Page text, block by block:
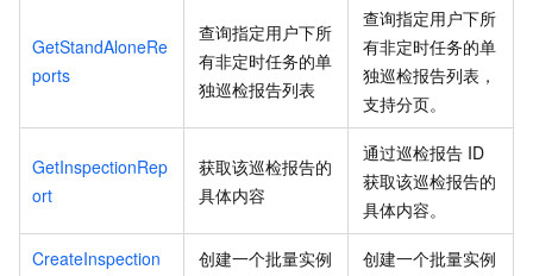
GetStandAloneRe
ports
查询指定用户下所
有非定时任务的单
独巡检报告列表
查询指定用户下所
有非定时任务的单
独巡检报告列表，
支持分页。
GetInspectionRep
ort
获取该巡检报告的
具体内容
通过巡检报告 ID
获取该巡检报告的
具体内容。
CreateInspection
创建一个批量实例
创建一个批量实例